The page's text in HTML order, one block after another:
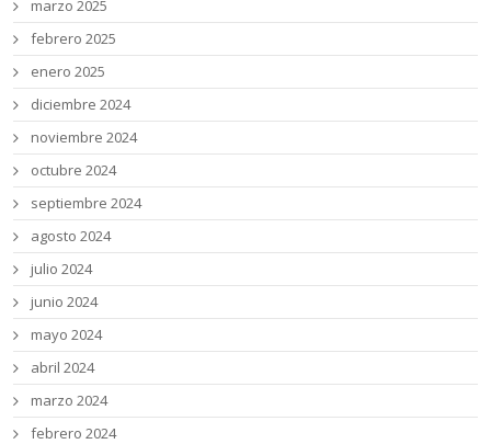
marzo 2025
febrero 2025
enero 2025
diciembre 2024
noviembre 2024
octubre 2024
septiembre 2024
agosto 2024
julio 2024
junio 2024
mayo 2024
abril 2024
marzo 2024
febrero 2024